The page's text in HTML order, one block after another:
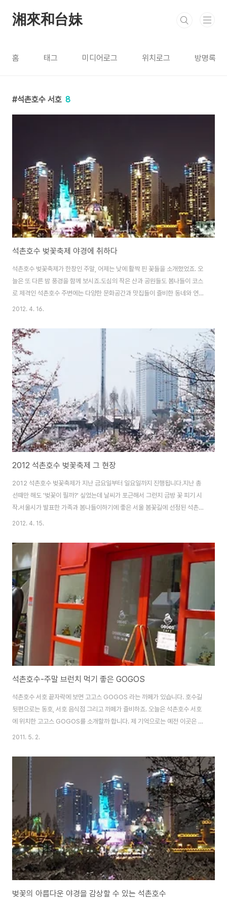
湘來和台妹
홈 태그 미디어로그 위치로그 방명록
석촌호수 서호 8
석촌호수 벚꽃축제 야경에 취하다
석촌호수 벚꽃축제가 한창인 주말, 어제는 낮에 활짝 핀 꽃들을 소개했었죠. 오
늘은 또 다른 밤 풍경을 함께 보시죠.도심의 작은 산과 공원들도 봄나들이 코스
로 제격인 석촌호수 주변에는 다양한 문화공간과 맛집들이 즐비한 동네와 연계
해 산책하기 좋은 곳이기도 합니다 은은한 불빛이 비치는 호수 위로 벚나무 가
얼굴은 금세 웃음꽃이 피어납니다사진을 찍은 시간도 이미 밤 8시가 넘어선 늦
은 시각 석촌호숫가에는 산책이나 운동을 하려는 이들과 상춘객, 공연을 즐기
는 이들로 붐비더군요.그럼 석촌호수 야경 조명과 어울리는 벚꽃 사진 함께 감
상하세요~ 석촌호수 이전 사진 글 보기 2012/04/15 - [照片] - 석촌호수 벚
꽃축제, 상춘객들은 즐겁다..
2012. 4. 16.
2012 석촌호수 벚꽃축제 그 현장
2012 석촌호수 벚꽃축제가 지난 금요일부터 일요일까지 진행됩니다.지난 총
선때만 해도 '벚꽃이 필까?' 싶었는데 날씨가 포근해서 그런지 금방 꽃 피기 시
작.서울시가 발표한 가족과 봄나들이하기에 좋은 서울 봄꽃길에 선정된 석촌호
수는 롯데월드와 석촌호수를 둘러싼 5km 산책로에 수천그루의 왕벚꽃이 만발
무래도 오후시간이고, 오전이 비교적 한산합니다.저도 점심 식사전에 잠시 집
밖을 나와 석촌호수 벚꽃을 감상하기 위해 오랜만에 큰 카메라를 짊어지고 나
들이 시작.석촌호수 서호 가운데 내려가는 계단, 롯데월드 매직아일랜드가 보
이는 이 곳. 사진찍기 좋은 포인트 중에 한 곳입니다.특히 밤에 보면 더 아름답
습니다.석촌호수 벚꽃 야경 보기(201..
2012. 4. 15.
석촌호수-주말 브런치 먹기 좋은 GOGOS
석촌호수 서호 끝자락에 보면 고고스 GOGOS 라는 까페가 있습니다. 호수길
뒷편으로는 동호, 서호 음식점 그리고 까페가 즐비하죠. 오늘은 석촌호수 서호
에 위치한 고고스 GOGOS를 소개할까 합니다. 제 기억으로는 예전 이곳은 다
른 이름의 까페&레스토랑이었던것 같은데 얼마전에 방문하니 고고스로 바뀌
멋진 엔틱 자동차를 타고 있는 큰 둘리 인형이 반갑게 맞이해줍니다 카운터 겸
오픈주방 주말 점심을 해결하기 위해 이곳을 찾은 손님들이 꽤 많네요. 수제버
거를 주문하질 않았지만 이곳 수제버거가 맛있다고 하네요^^ 이번에는 점심 식
사를 하고 커피한잔하러 고고스를 잠시 찾았네요. 다음에는 수제버거를 주문해
서 먹어 봐야겠습니다. 까페 입구에는 ..
2011. 5. 2.
벚꽃의 아름다운 야경을 감상할 수 있는 석촌호수